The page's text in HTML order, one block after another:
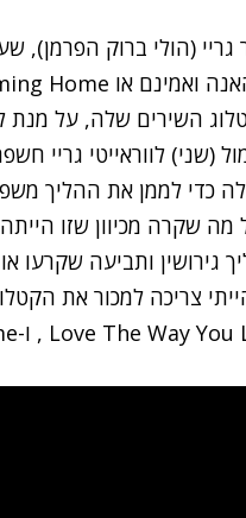
השירים שלה, על
(שני) לווראייטי גריי
כדי לממן את ההליך
מה שקרה מכיוון שזו
צריכה למכור את